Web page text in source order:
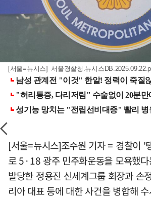
[서울=뉴시스] 서울경찰청.뉴시스
[서울=뉴시스]조수원 기자 = 경찰이 '
로 5·18 광주 민주화운동을 모욕했
발당한 정용진 신세계그룹 회장과 손
리아 대표 등에 대한 사건을 병합해